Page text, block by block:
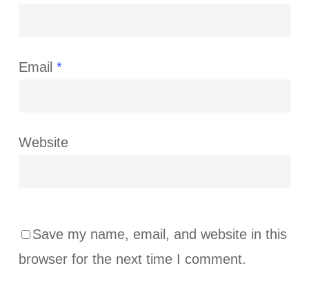
Email *
Website
Save my name, email, and website in this
browser for the next time I comment.